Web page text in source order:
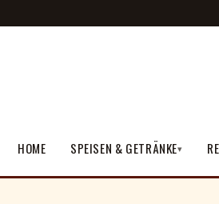
HOME SPEISEN & GETRÄNKE▾